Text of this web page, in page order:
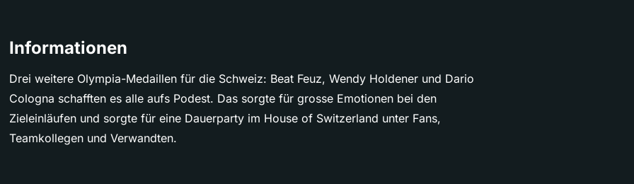
Informationen
Drei weitere Olympia-Medaillen für die Schweiz: Beat Feuz, Wendy Holdener und Dario
Cologna schafften es alle aufs Podest. Das sorgte für grosse Emotionen bei den
Zieleinläufen und sorgte für eine Dauerparty im House of Switzerland unter Fans,
Teamkollegen und Verwandten.